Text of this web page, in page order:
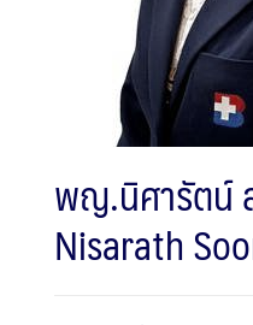
พญ.นิศารัตน์
Nisarath